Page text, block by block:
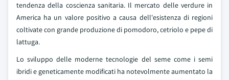
tendenza della coscienza sanitaria. Il mercato delle verdure in
America ha un valore positivo a causa dell'esistenza di regioni
coltivate con grande produzione di pomodoro, cetriolo e pepe di
lattuga.
Lo sviluppo delle moderne tecnologie del seme come i semi
ibridi e geneticamente modificati ha notevolmente aumentato la